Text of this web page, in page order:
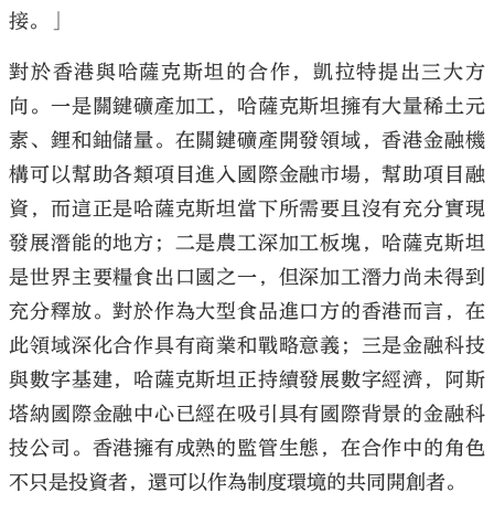
接。」
對於香港與哈薩克斯坦的合作，凱拉特提出三大方
向。一是關鍵礦產加工，哈薩克斯坦擁有大量稀土元
素、鋰和鈾儲量。在關鍵礦產開發領域，香港金融機
構可以幫助各類項目進入國際金融市場，幫助項目融
資，而這正是哈薩克斯坦當下所需要且沒有充分實現
發展潛能的地方；二是農工深加工板塊，哈薩克斯坦
是世界主要糧食出口國之一，但深加工潛力尚未得到
充分釋放。對於作為大型食品進口方的香港而言，在
此領域深化合作具有商業和戰略意義；三是金融科技
與數字基建，哈薩克斯坦正持續發展數字經濟，阿斯
塔納國際金融中心已經在吸引具有國際背景的金融科
技公司。香港擁有成熟的監管生態，在合作中的角色
不只是投資者，還可以作為制度環境的共同開創者。